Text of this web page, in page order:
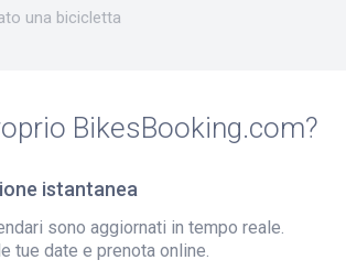
una bicicletta
BikesBooking.com?
istantanea
sono aggiornati in tempo reale.
tue date e prenota online.